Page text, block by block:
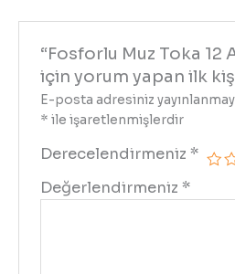
“Fosforlu Muz Toka 12
için yorum yapan ilk
E-posta adresiniz
* ile işaretlenmişlerdir
Derecelendirmeniz *
Değerlendirmeniz *